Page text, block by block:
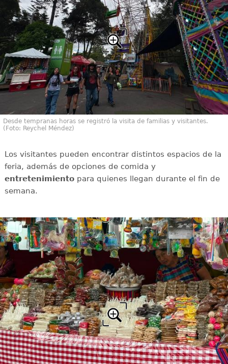
Desde tempranas horas se registró la visita de familias y visitantes.
(Foto: Reychel Méndez)
Los visitantes pueden encontrar distintos espacios de la
feria, además de opciones de comida y
entretenimientopara quienes llegan durante el fin de
semana.